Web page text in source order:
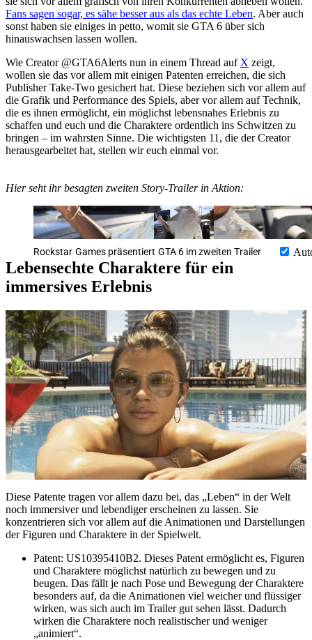
Fans sagen sogar, es sähe besser aus als das echte Leben. Aber auch
sonst haben sie einiges in petto, womit sie GTA 6 über sich
hinauswachsen lassen wollen.
Wie Creator @GTA6Alerts nun in einem Thread auf X zeigt,
wollen sie das vor allem mit einigen Patenten erreichen, die sich
Publisher Take-Two gesichert hat. Diese beziehen sich vor allem auf
die Grafik und Performance des Spiels, aber vor allem auf Technik,
die es ihnen ermöglicht, ein möglichst lebensnahes Erlebnis zu
schaffen und euch und die Charaktere ordentlich ins Schwitzen zu
bringen – im wahrsten Sinne. Die wichtigsten 11, die der Creator
herausgearbeitet hat, stellen wir euch einmal vor.
Hier seht ihr besagten zweiten Story-Trailer in Aktion:
Rockstar Games präsentiert GTA 6 im zweiten Trailer
Lebensechte Charaktere für ein
immersives Erlebnis
Diese Patente tragen vor allem dazu bei, das „Leben“ in der Welt
noch immersiver und lebendiger erscheinen zu lassen. Sie
konzentrieren sich vor allem auf die Animationen und Darstellungen
der Figuren und Charaktere in der Spielwelt.
Patent: US10395410B2. Dieses Patent ermöglicht es, Figuren
und Charaktere möglichst natürlich zu bewegen und zu
beugen. Das fällt je nach Pose und Bewegung der Charaktere
besonders auf, da die Animationen viel weicher und flüssiger
wirken, was sich auch im Trailer gut sehen lässt. Dadurch
wirken die Charaktere noch realistischer und weniger
„animiert“.